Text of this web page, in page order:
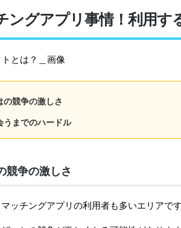
ングアプリ事情！利用す
競争の激しさ
うまでのハードル
競争の激しさ
ッチングアプリの利用者も多いエリアです